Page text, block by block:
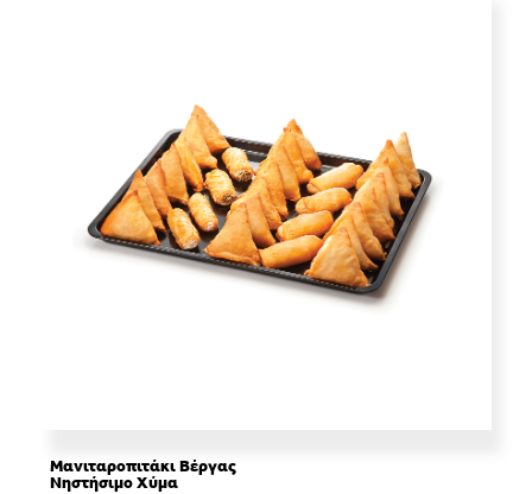
Μανιταροπιτάκι Βέργας
Νηστήσιμο Χύμα